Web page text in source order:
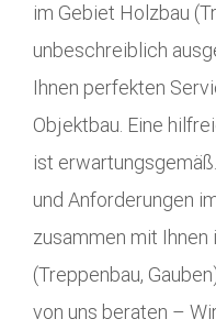
im Gebiet Holzbau
unbeschreiblich
Ihnen perfekten
Objektbau. Eine
ist
und Anforderungen
zusammen mit
(Treppenbau,
von uns beraten –